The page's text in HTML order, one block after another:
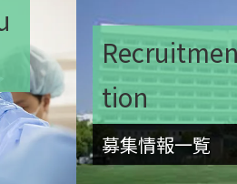
tion
募集情報一覧